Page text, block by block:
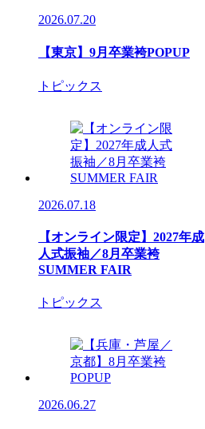
2026.07.20
【東京】9月卒業袴POPUP
トピックス
2026.07.18
【オンライン限定】2027年成
人式振袖／8月卒業袴
SUMMER FAIR
トピックス
2026.06.27